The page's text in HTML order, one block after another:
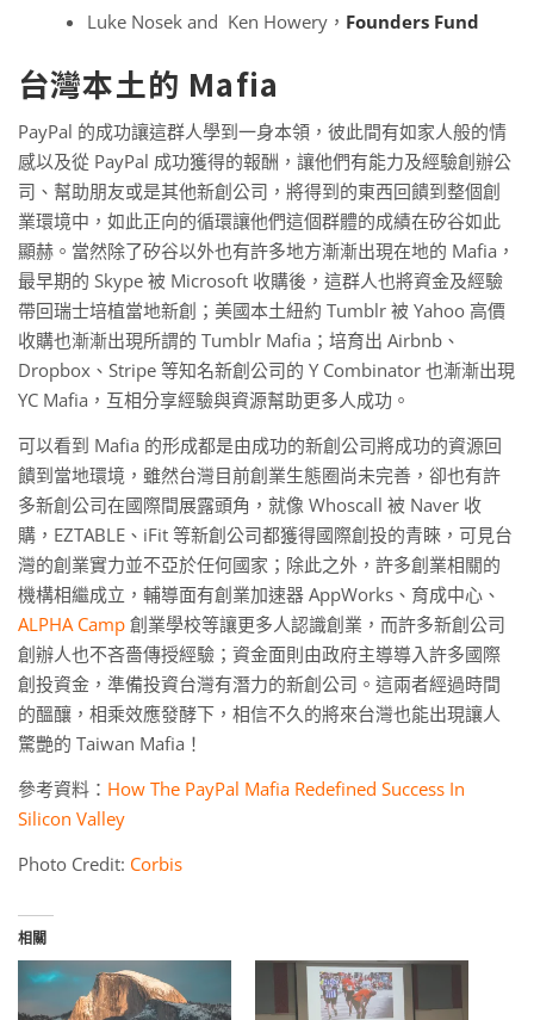
Luke Nosek and Ken Howery， Founders Fund
台灣本土的 Mafia
PayPal 的成功讓這群人學到一身本領，彼此間有如家人般的情
感以及從 PayPal 成功獲得的報酬，讓他們有能力及經驗創辦公
司、幫助朋友或是其他新創公司，將得到的東西回饋到整個創
業環境中，如此正向的循環讓他們這個群體的成績在矽谷如此
顯赫。當然除了矽谷以外也有許多地方漸漸出現在地的 Mafia，
最早期的 Skype 被 Microsoft 收購後，這群人也將資金及經驗
帶回瑞士培植當地新創；美國本土紐約 Tumblr 被 Yahoo 高價
收購也漸漸出現所謂的 Tumblr Mafia；培育出 Airbnb、
Dropbox、Stripe 等知名新創公司的 Y Combinator 也漸漸出現
YC Mafia，互相分享經驗與資源幫助更多人成功。
可以看到 Mafia 的形成都是由成功的新創公司將成功的資源回
饋到當地環境，雖然台灣目前創業生態圈尚未完善，卻也有許
多新創公司在國際間展露頭角，就像 Whoscall 被 Naver 收
購，EZTABLE、iFit 等新創公司都獲得國際創投的青睞，可見台
灣的創業實力並不亞於任何國家；除此之外，許多創業相關的
機構相繼成立，輔導面有創業加速器 AppWorks、育成中心、
ALPHA Camp 創業學校等讓更多人認識創業，而許多新創公司
創辦人也不吝嗇傳授經驗；資金面則由政府主導導入許多國際
創投資金，準備投資台灣有潛力的新創公司。這兩者經過時間
的醞釀，相乘效應發酵下，相信不久的將來台灣也能出現讓人
驚艷的 Taiwan Mafia！
參考資料： How The PayPal Mafia Redefined Success In
Silicon Valley
Photo Credit: Corbis
相關